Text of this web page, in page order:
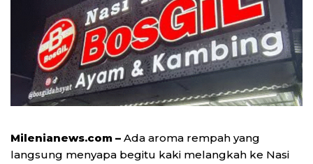
Milenianews.com – Ada aroma rempah yang
langsung menyapa begitu kaki melangkah ke Nasi